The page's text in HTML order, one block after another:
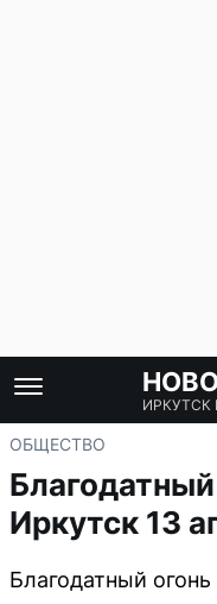
ИРКУТСК
ОБЩЕСТВО
Иркутск 13
Благодатный